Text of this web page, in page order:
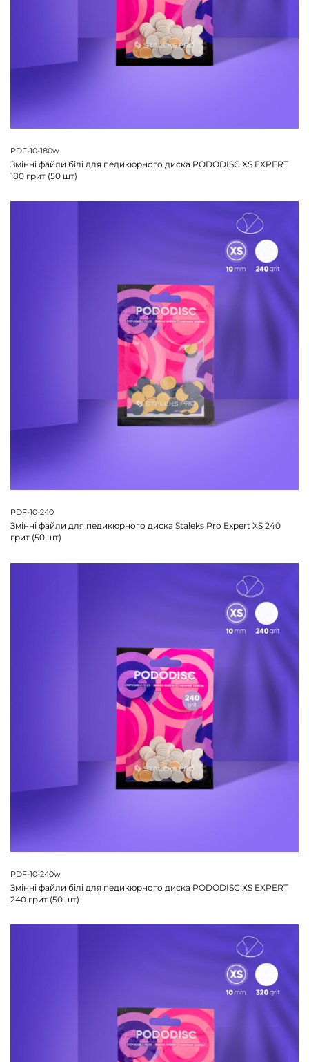
PDF-10-180w
Змінні файли білі для педикюрного диска PODODISC XS EXPERT
180 грит (50 шт)
PDF-10-240
Змінні файли для педикюрного диска Staleks Pro Expert XS 240
грит (50 шт)
PDF-10-240w
Змінні файли білі для педикюрного диска PODODISC XS EXPERT
240 грит (50 шт)